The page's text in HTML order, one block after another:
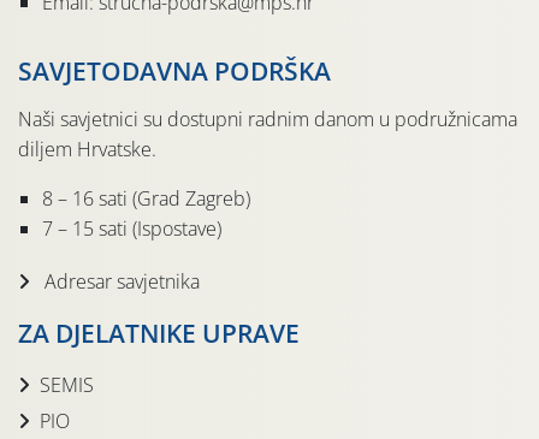
SAVJETODAVNA PODRŠKA
Naši savjetnici su dostupni radnim danom u podružnicama
diljem Hrvatske.
8 – 16 sati (Grad Zagreb)
7 – 15 sati (Ispostave)
Adresar savjetnika
ZA DJELATNIKE UPRAVE
SEMIS
PIO